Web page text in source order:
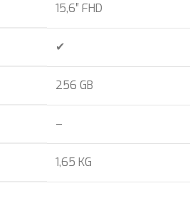
15,6″ FHD
✔
256 GB
–
1,65 KG